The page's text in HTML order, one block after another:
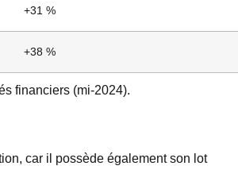
+31 %
+38 %
financiers (mi-2024).
car il possède également son lot